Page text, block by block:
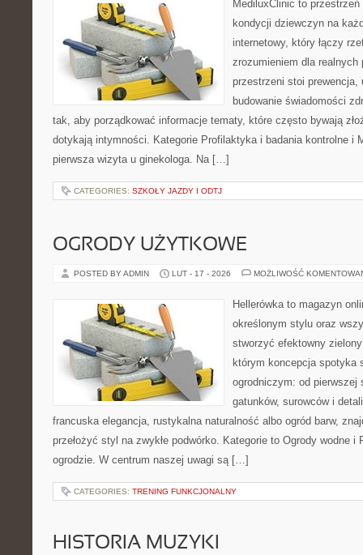
MediluxClinic to
kondycji dziewczyn na
internetowy, który łączy
zrozumieniem dla
przestrzeni stoi prewencja,
budowanie świadomości
tak, aby porządkować informacje tematy, które często bywają
dotykają intymności. Kategorie Profilaktyka i badania kontrolne i
pierwsza wizyta u ginekologa. Na […]
CATEGORIES: SZKOŁY JAZDY I ODTJ
OGRODY UŻYTKOWE
POSTED BY ADMIN LUT - 17 - 2026 MOŻLIWOŚĆ
Hellerówka to magazyn
określonym stylu oraz
stworzyć efektowny
którym koncepcja spotyka
ogrodniczym: od
gatunków, surowców i
francuska elegancja, rustykalna naturalność albo ogród barw,
przełożyć styl na zwykłe podwórko. Kategorie to Ogrody wodne i
ogrodzie. W centrum naszej uwagi są […]
CATEGORIES: TRENING FUNKCJONALNY
HISTORIA MUZYKI